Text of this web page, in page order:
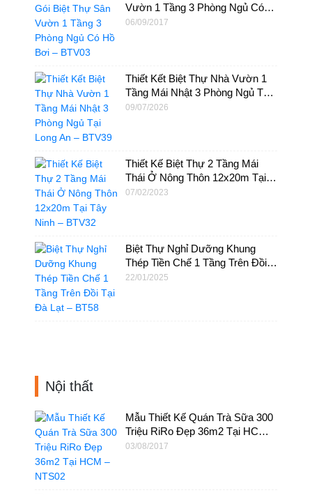
Vườn 1 Tầng 3 Phòng Ngủ Có
Hồ Bơi – BTV03
06/09/2017
Thiết Kết Biệt Thự Nhà Vườn 1
Tầng Mái Nhật 3 Phòng Ngủ Tại
Long An – BTV39
09/07/2026
Thiết Kế Biệt Thự 2 Tầng Mái
Thái Ở Nông Thôn 12x20m Tại
Tây Ninh – BTV32
07/02/2023
Biệt Thự Nghỉ Dưỡng Khung
Thép Tiền Chế 1 Tầng Trên Đồi
Tại Đà Lạt – BT58
22/01/2025
Nội thất
Mẫu Thiết Kế Quán Trà Sữa 300
Triệu RiRo Đẹp 36m2 Tại HCM –
NTS02
03/08/2017